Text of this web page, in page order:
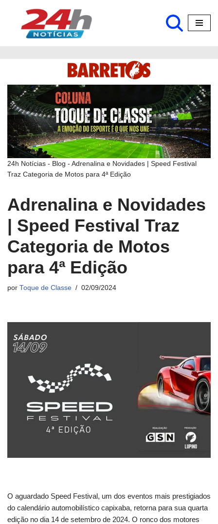
Pular
24h Notícias - Blog - Adrenalina e Novidades | Speed Festival
Traz Categoria de Motos para 4ª Edição
Adrenalina e Novidades
| Speed Festival Traz
Categoria de Motos
para 4ª Edição
por Toque de Classe 02/09/2024
O aguardado Speed Festival, um dos eventos mais prestigiados
do calendário automobilístico capixaba, retorna para sua quarta
edição no dia 14 de setembro de 2024. O ronco dos motores